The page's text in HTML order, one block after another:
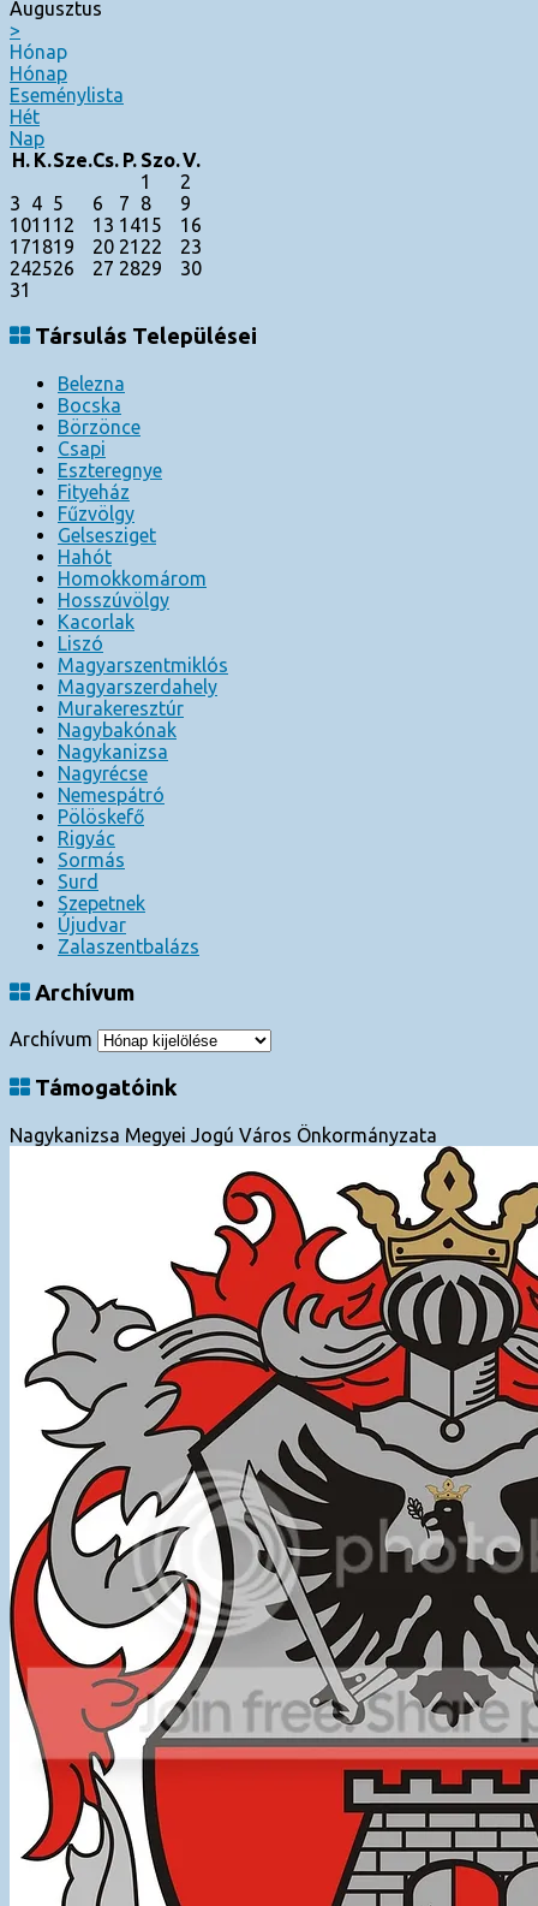
Augusztus
>
Hónap
Hónap
Eseménylista
Hét
Nap
H. K.Sze.Cs. P. Szo.V.
1
2
3
4 5 6 7 8
9
1011 12 13 1415
16
171819 20 21 22
23
242526 27 2829
30
31
Társulás Települései
Belezna
Bocska
Börzönce
Csapi
Eszteregnye
Fityeház
Fűzvölgy
Gelsesziget
Hahót
Homokkomárom
Hosszúvölgy
Kacorlak
Liszó
Magyarszentmiklós
Magyarszerdahely
Murakeresztúr
Nagybakónak
Nagykanizsa
Nagyrécse
Nemespátró
Pölöskefő
Rigyác
Sormás
Surd
Szepetnek
Újudvar
Zalaszentbalázs
Archívum
Archívum
Támogatóink
Nagykanizsa Megyei Jogú Város Önkormányzata